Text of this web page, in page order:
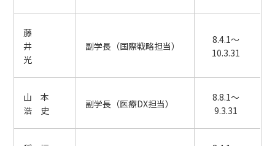
藤
井
光
副学長（国際戦略担当）
8.4.1～
10.3.31
山 本
浩 史
副学長（医療DX担当）
8.8.1～
9.3.31